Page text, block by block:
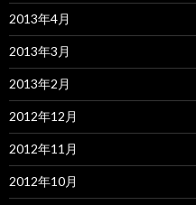
2013年4月
2013年3月
2013年2月
2012年12月
2012年11月
2012年10月